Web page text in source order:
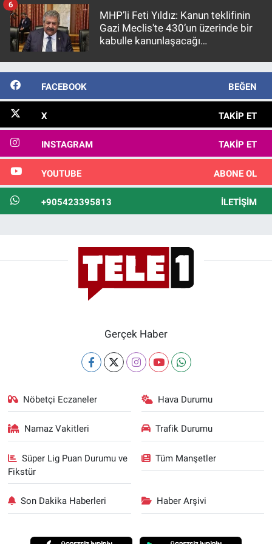
MHP’li Feti Yıldız: Kanun teklifinin
Gazi Meclis'te 430’un üzerinde bir
kabulle kanunlaşacağı
6
FACEBOOK BEĞEN
X TAKIP ET
INSTAGRAM TAKIP ET
YOUTUBE ABONE OL
+905423395813 İLETIŞIM
Gerçek Haber
Nöbetçi Eczaneler Hava Durumu
Namaz Vakitleri Trafik Durumu
Süper Lig Puan Durumu ve
Fikstür
Tüm Manşetler
Son Dakika Haberleri Haber Arşivi
Nedir
Popüler
Sağlık
Spor
Teknoloji
Türkiye'nin Geleceği
Yerel Gündem
Yerel Yaşam